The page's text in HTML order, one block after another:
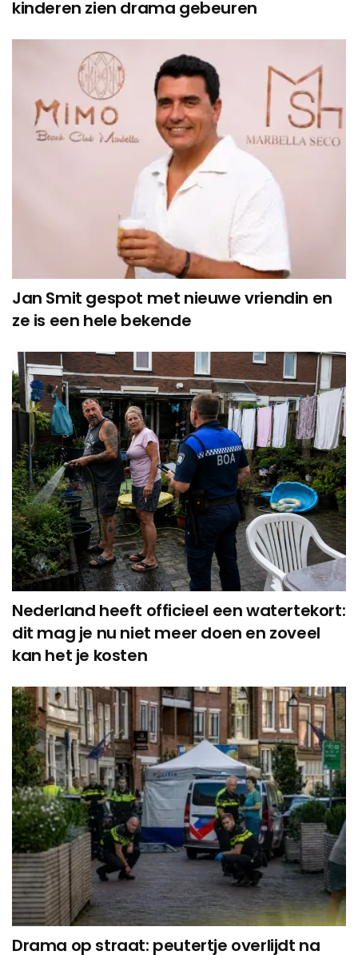
kinderen zien drama gebeuren
Jan Smit gespot met nieuwe vriendin en
ze is een hele bekende
Nederland heeft officieel een watertekort:
dit mag je nu niet meer doen en zoveel
kan het je kosten
Drama op straat: peutertje overlijdt na